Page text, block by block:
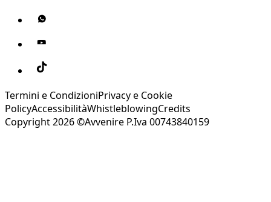
Termini e CondizioniPrivacy e Cookie
PolicyAccessibilitàWhistleblowingCredits
Copyright 2026 ©Avvenire P.Iva 00743840159